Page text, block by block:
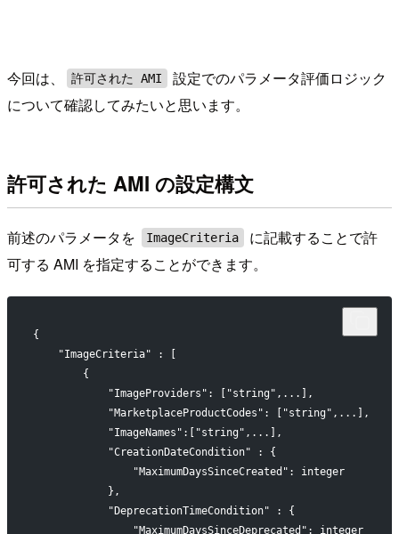
今回は、 許可された AMI
設定でのパラメータ評価ロジック
について確認してみたいと思います。
許可された AMI の設定構文
前述のパラメータを ImageCriteria
に記載することで許
可する AMI を指定することができます。
{
    "ImageCriteria" : [
        {
            "ImageProviders": ["string",...],
"MarketplaceProductCodes":
            "ImageNames":["string",...],
            "CreationDateCondition" : {
                "MaximumDaysSinceCreated": integer
            },
            "DeprecationTimeCondition" : {
                "MaximumDaysSinceDeprecated": integer